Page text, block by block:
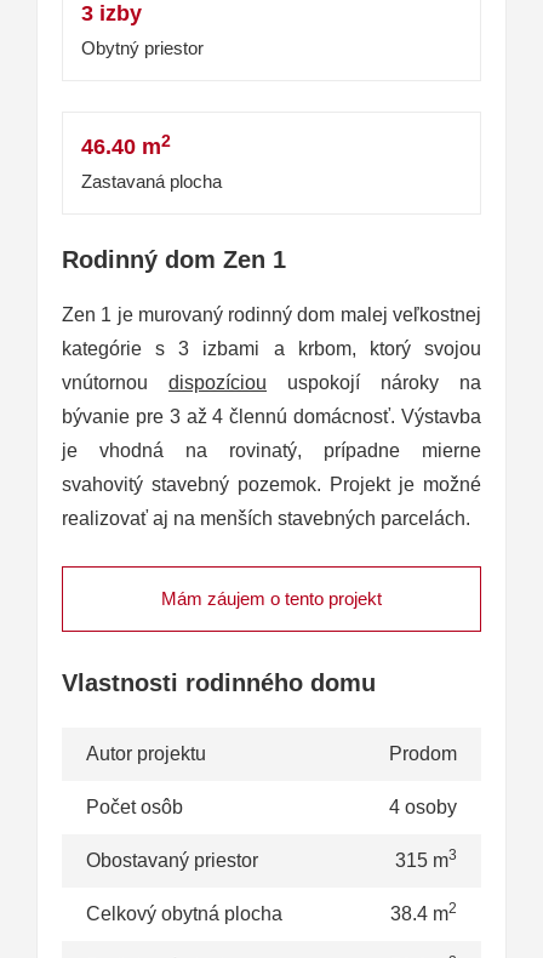
3 izby
Obytný priestor
46.40 m2
Zastavaná plocha
Rodinný dom Zen 1
Zen 1 je murovaný rodinný dom malej veľkostnej
kategórie s 3 izbami a krbom, ktorý svojou
vnútornou dispozíciou uspokojí nároky na
bývanie pre 3 až 4 člennú domácnosť. Výstavba
je vhodná na rovinatý, prípadne mierne
svahovitý stavebný pozemok. Projekt je možné
realizovať aj na menších stavebných parcelách.
Mám záujem o tento projekt
Vlastnosti rodinného domu
Autor projektu Prodom
Počet osôb 4 osoby
Obostavaný priestor 315 m3
Celkový obytná plocha 38.4 m2